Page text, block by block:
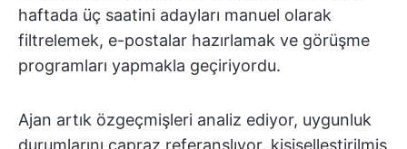
haftada üç saatini adayları manuel olarak
filtrelemek, e-postalar hazırlamak ve görüşme
programları yapmakla geçiriyordu.
Ajan artık özgeçmişleri analiz ediyor, uygunluk
durumlarını çapraz referanslıyor, kişiselleştirilmiş